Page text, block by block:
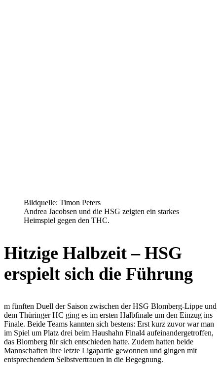
Bildquelle: Timon Peters
Andrea Jacobsen und die HSG zeigten ein starkes
Heimspiel gegen den THC.
Hitzige Halbzeit – HSG
erspielt sich die Führung
m fünften Duell der Saison zwischen der HSG Blomberg-Lippe und
dem Thüringer HC ging es im ersten Halbfinale um den Einzug ins
Finale. Beide Teams kannten sich bestens: Erst kurz zuvor war man
im Spiel um Platz drei beim Haushahn Final4 aufeinandergetroffen,
das Blomberg für sich entschieden hatte. Zudem hatten beide
Mannschaften ihre letzte Ligapartie gewonnen und gingen mit
entsprechendem Selbstvertrauen in die Begegnung.